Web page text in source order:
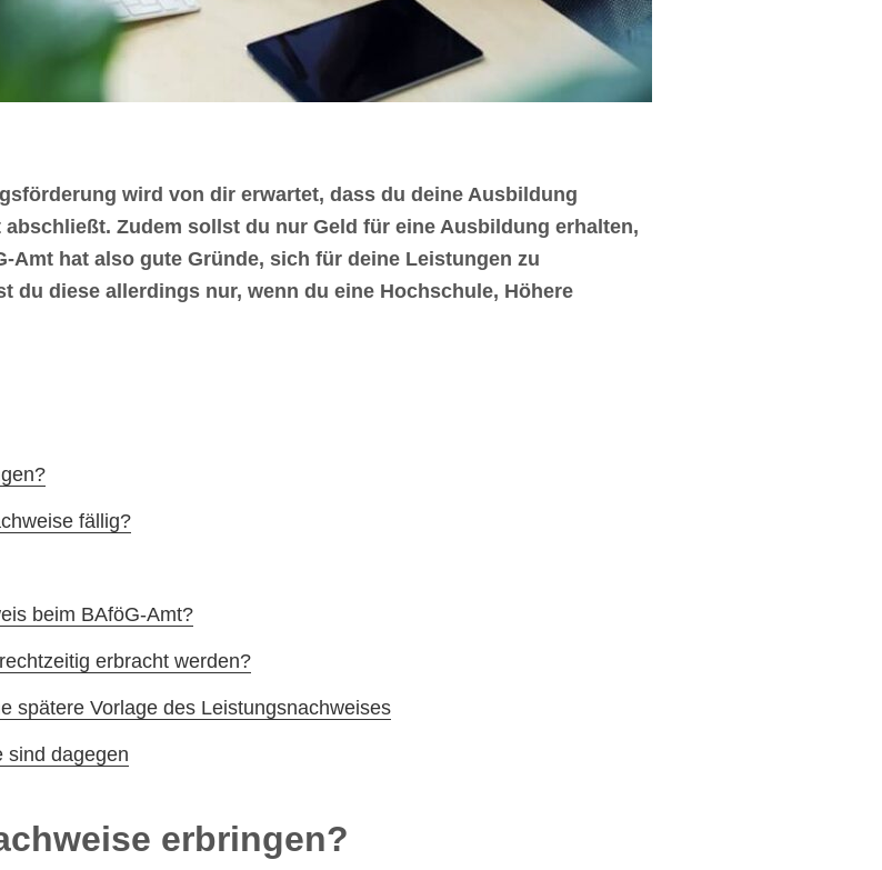
wird von dir erwartet, dass du deine Ausbildung
Zudem sollst du nur Geld für eine Ausbildung erhalten,
Amt hat also gute Gründe, sich für deine Leistungen zu
du diese allerdings nur, wenn du eine Hochschule, Höhere
fällig?
beim BAföG-Amt?
erbracht werden?
spätere Vorlage des Leistungsnachweises
sind dagegen
erbringen?